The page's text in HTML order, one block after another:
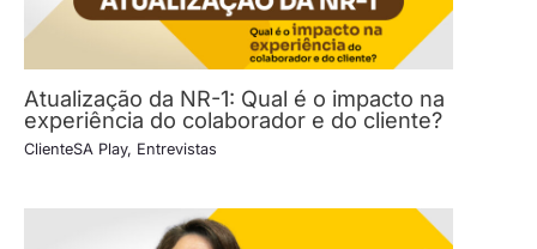
Atualização da NR-1: Qual é o impacto na
experiência do colaborador e do cliente?
ClienteSA Play, Entrevistas